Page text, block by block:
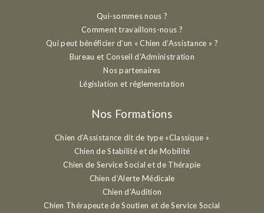
Qui-sommes nous ?
Comment travaillons-nous ?
Qui peut bénéficier d’un « Chien d’Assistance » ?
Bureau et Conseil d’Administration
Nos partenaires
Législation et réglementation
Nos Formations
Chien d’Assistance dit de type «Classique »
Chien de Stabilité et de Mobilité
Chien de Service Social et de Thérapie
Chien d’Alerte Médicale
Chien d’Audition
Chien Thérapeute de Soutien et de Service Social